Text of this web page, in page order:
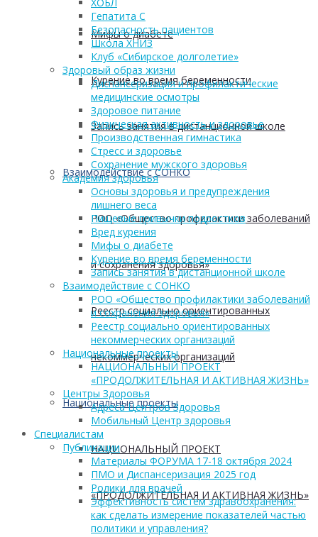
Мифы о диабете
Курение во время беременности
Запись занятия в дистанционной школе
Взаимодействие с СОНКО
РОО «Общество профилактики заболеваний
и сохранения здоровья»
Реестр социально ориентированных
некоммерческих организаций
Национальные проекты
НАЦИОНАЛЬНЫЙ ПРОЕКТ
«ПРОДОЛЖИТЕЛЬНАЯ И АКТИВНАЯ ЖИЗНЬ»
ХОБЛ
Гепатита С
Безопасность пациентов
Школа ХНИЗ
Клуб «Сибирское долголетие»
Здоровый образ жизни
Диспансеризация и профилактические
медицинские осмотры
Здоровое питание
Физическая активность и здоровье
Производственная гимнастика
Стресс и здоровье
Сохранение мужского здоровья
Академия здоровья
Основы здоровья и предупреждения
лишнего веса
Пищевые привычки подростков
Вред курения
Мифы о диабете
Курение во время беременности
Запись занятия в дистанционной школе
Взаимодействие с СОНКО
РОО «Общество профилактики заболеваний
и сохранения здоровья»
Реестр социально ориентированных
некоммерческих организаций
Национальные проекты
НАЦИОНАЛЬНЫЙ ПРОЕКТ
«ПРОДОЛЖИТЕЛЬНАЯ И АКТИВНАЯ ЖИЗНЬ»
Центры Здоровья
Адреса Центров Здоровья
Мобильный Центр здоровья
Cпециалистам
Публикации
Материалы ФОРУМА 17-18 октября 2024
ПМО и Диспансеризация 2025 год
Ролики для врачей
Эффективность систем здравоохранения:
как сделать измерение показателей частью
политики и управления?